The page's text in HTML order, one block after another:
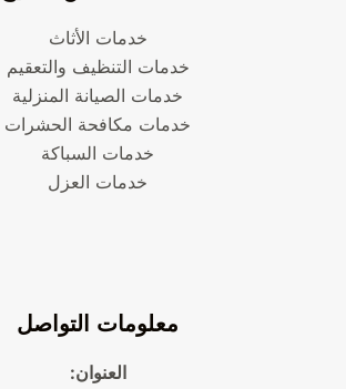
خدمات الأثاث
خدمات التنظيف والتعقيم
خدمات الصيانة المنزلية
خدمات مكافحة الحشرات
خدمات السباكة
خدمات العزل
معلومات التواصل
العنوان: